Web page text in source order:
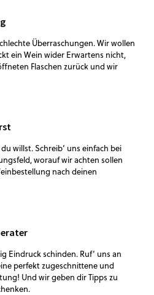
und samtige Eleganz eines
dazu ein, das Erlebnis
Überraschungen. Wir wollen
ein Wein wider Erwartens nicht,
Flaschen zurück und wir
willst. Schreib‘ uns einfach bei
worauf wir achten sollen
nach deinen
Eindruck schinden. Ruf‘ uns an
perfekt zugeschnittene und
Und wir geben dir Tipps zu